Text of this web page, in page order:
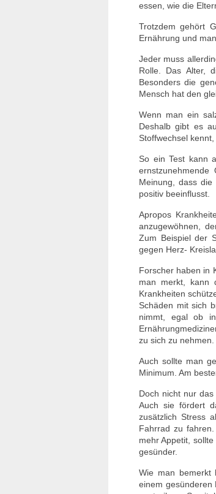
essen, wie die
Trotzdem gehört
Ernährung und
Jeder muss
Rolle. Das Alter,
Besonders die
Mensch hat den
Wenn man ein
Deshalb gibt es
Stoffwechsel
So ein Test kann
Meinung, dass
positiv beeinflusst.
Apropos
anzugewöhnen,
Zum Beispiel der
gegen Herz-
Forscher haben in
man merkt, kann
Krankheiten
Schäden mit sich
nimmt, egal ob
zu sich zu nehmen.
Auch sollte man
Minimum. Am
Doch nicht nur
Auch sie fördert
zusätzlich Stress
Fahrrad zu
mehr Appetit,
gesünder.
Wie man bemerkt
einem gesünderen